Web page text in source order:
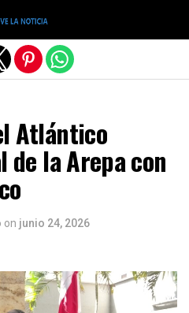
Atlántico
de la Arepa con
on junio 24, 2026
versión móvil